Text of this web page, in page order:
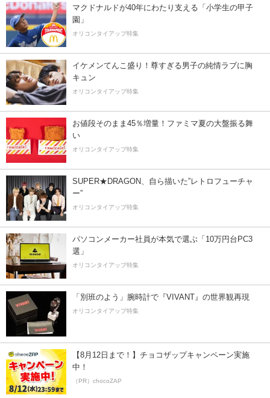
マクドナルドが40年にわたり支える「小学生の甲子
園」
オリコンタイアップ特集
イケメンてんこ盛り！尊すぎる男子の純情ラブに胸
キュン
オリコンタイアップ特集
お値段そのまま45％増量！ファミマ夏の大盤振る舞
い
オリコンタイアップ特集
SUPER★DRAGON、自ら描いた”レトロフューチャ
ー”
オリコンタイアップ特集
パソコンメーカー社員が本気で選ぶ「10万円台PC3
選」
オリコンタイアップ特集
「別班のよう」腕時計で『VIVANT』の世界観再現
オリコンタイアップ特集
【8月12日まで！】チョコザップキャンペーン実施
中！
（PR）chocoZAP